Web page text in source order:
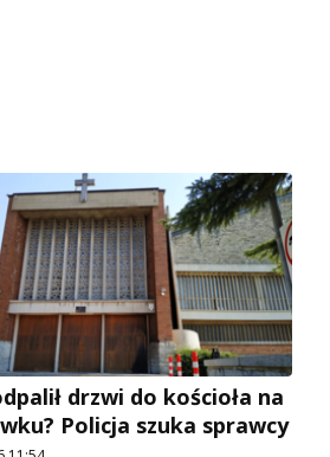
drzwi do kościoła na
Policja szuka sprawcy